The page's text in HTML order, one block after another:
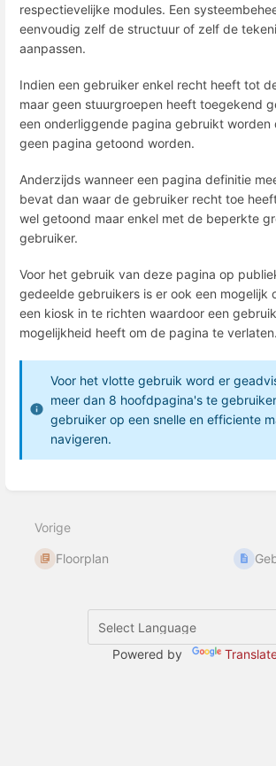
respectievelijke modules. Een
eenvoudig zelf de structuur of zelf de
aanpassen.
Indien een gebruiker enkel recht heeft tot
maar geen stuurgroepen heeft toegekend
een onderliggende pagina gebruikt worden
geen pagina getoond worden.
Anderzijds wanneer een pagina definitie
bevat dan waar de gebruiker recht toe
wel getoond maar enkel met de beperkte
gebruiker.
Voor het gebruik van deze pagina op
gedeelde gebruikers is er ook een mogelijk
een kiosk in te richten waardoor een
mogelijkheid heeft om de pagina te verlaten.
Voor het vlotte gebruik word er
meer dan 8 hoofdpagina's te
gebruiker op een snelle en efficiente
navigeren.
onderdeel
Vorige
Floorplan
Powered by